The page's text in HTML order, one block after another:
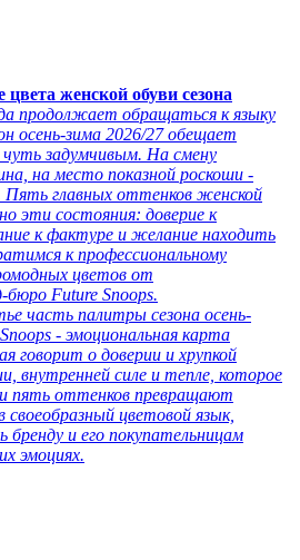
цвета женской обуви сезона
продолжает обращаться к языку
осень-зима 2026/27 обещает
задумчивым. На смену
на место показной роскоши -
Пять главных оттенков женской
эти состояния: доверие к
к фактуре и желание находить
к профессиональному
цветов от
Future Snoops.
часть палитры сезона осень-
- эмоциональная карта
говорит о доверии и хрупкой
внутренней силе и тепле, которое
пять оттенков превращают
своеобразный цветовой язык,
и его покупательницам
эмоциях.